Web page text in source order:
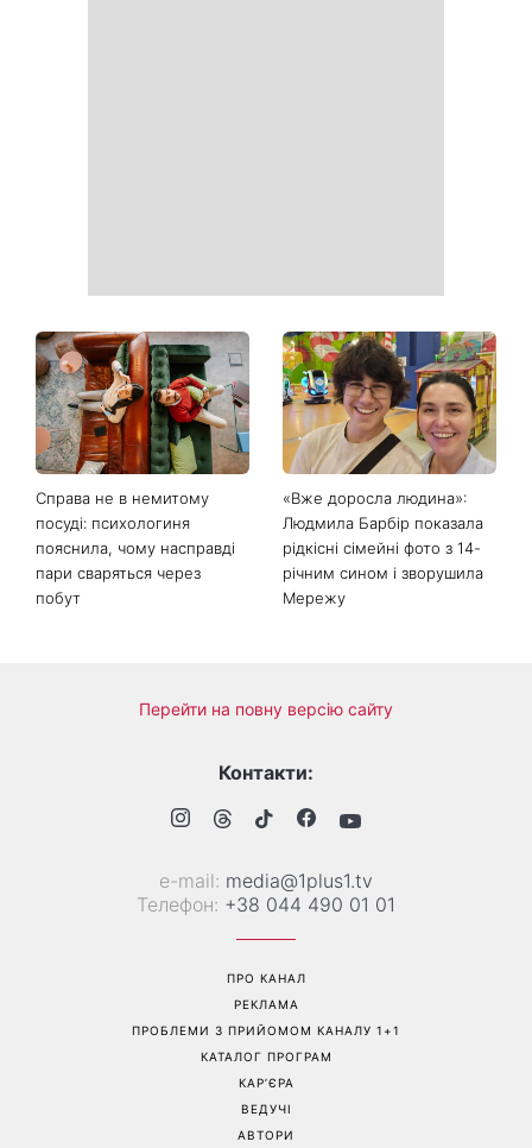
Справа не в немитому
посуді: психологиня
пояснила, чому насправді
пари сваряться через
побут
«Вже доросла людина»:
Людмила Барбір показала
рідкісні сімейні фото з 14-
річним сином і зворушила
Мережу
Перейти на повну версію сайту
Контакти:
е-mail: media@1plus1.tv
Телефон: +38 044 490 01 01
ПРО КАНАЛ
РЕКЛАМА
ПРОБЛЕМИ З ПРИЙОМОМ КАНАЛУ 1+1
КАТАЛОГ ПРОГРАМ
КАР’ЄРА
ВЕДУЧІ
АВТОРИ